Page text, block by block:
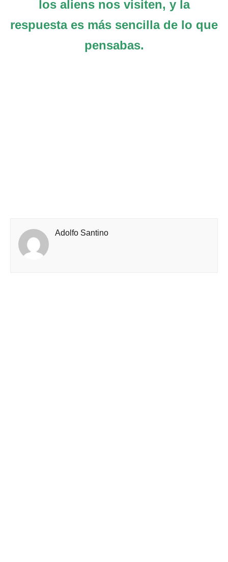
los aliens nos visiten, y la
respuesta es más sencilla de lo que
pensabas.
Adolfo Santino